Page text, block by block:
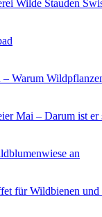
Wilde Stauden
Warum
Mai – Darum ist
an
für Wildbienen und